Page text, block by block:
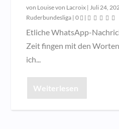
von Louise von Lacroix |Juli 24,
Ruderbundesliga |0 |
Etliche WhatsApp-
Zeit fingen mit den
ich...
Weiterlesen